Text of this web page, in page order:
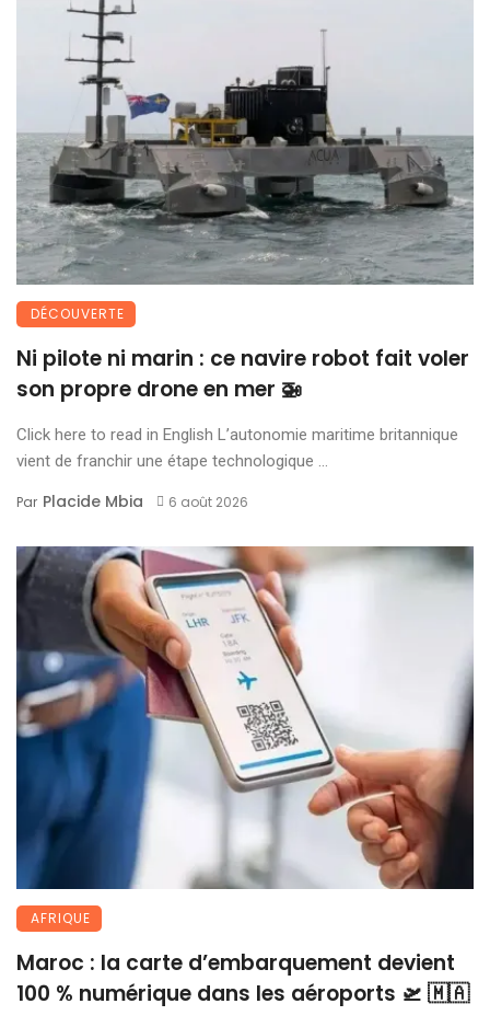
DÉCOUVERTE
Ni pilote ni marin : ce navire robot fait voler
son propre drone en mer 🚁
Click here to read in English L’autonomie maritime britannique
vient de franchir une étape technologique ...
Par Placide Mbia 6 août 2026
AFRIQUE
Maroc : la carte d’embarquement devient
100 % numérique dans les aéroports 🛫 🇲🇦